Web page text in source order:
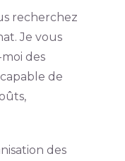
recherchez
Je vous
des
de
des